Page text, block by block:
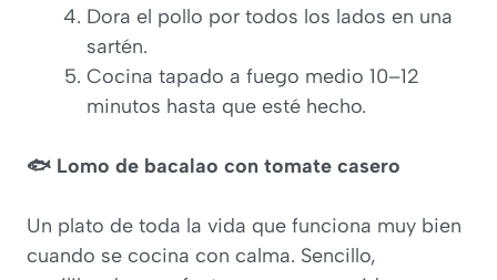
Dora el pollo por todos los lados en una
sartén.
Cocina tapado a fuego medio 10–12
minutos hasta que esté hecho.
🐟 Lomo de bacalao con tomate casero
Un plato de toda la vida que funciona muy bien
cuando se cocina con calma. Sencillo,